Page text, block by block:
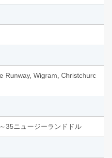
Runway, Wigram, Christchurc
35ニュージーランドドル